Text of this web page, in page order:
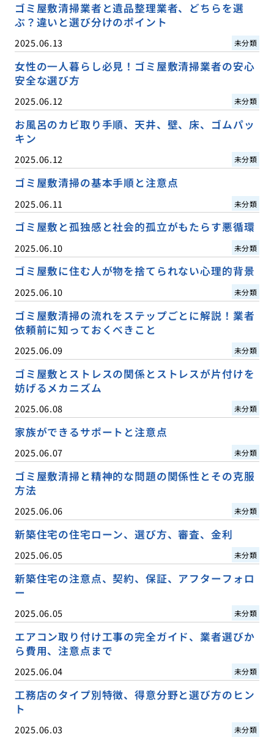
ゴミ屋敷清掃業者と遺品整理業者、どちらを選
ぶ？違いと選び分けのポイント
2025.06.13 未分類
女性の一人暮らし必見！ゴミ屋敷清掃業者の安心
安全な選び方
2025.06.12 未分類
お風呂のカビ取り手順、天井、壁、床、ゴムパッ
キン
2025.06.12 未分類
ゴミ屋敷清掃の基本手順と注意点
2025.06.11 未分類
ゴミ屋敷と孤独感と社会的孤立がもたらす悪循環
2025.06.10 未分類
ゴミ屋敷に住む人が物を捨てられない心理的背景
2025.06.10 未分類
ゴミ屋敷清掃の流れをステップごとに解説！業者
依頼前に知っておくべきこと
2025.06.09 未分類
ゴミ屋敷とストレスの関係とストレスが片付けを
妨げるメカニズム
2025.06.08 未分類
家族ができるサポートと注意点
2025.06.07 未分類
ゴミ屋敷清掃と精神的な問題の関係性とその克服
方法
2025.06.06 未分類
新築住宅の住宅ローン、選び方、審査、金利
2025.06.05 未分類
新築住宅の注意点、契約、保証、アフターフォロ
ー
2025.06.05 未分類
エアコン取り付け工事の完全ガイド、業者選びか
ら費用、注意点まで
2025.06.04 未分類
工務店のタイプ別特徴、得意分野と選び方のヒン
ト
2025.06.03 未分類